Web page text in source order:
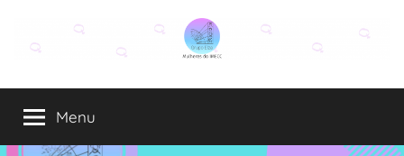
conteúdo
Grupo
Elza
Elza
é
Menu